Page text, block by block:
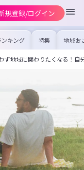
規登録/ログイン
ンキング 特集 地域お
の求
を集め
事内容
を比較
ず地域に関わりたくなる！自